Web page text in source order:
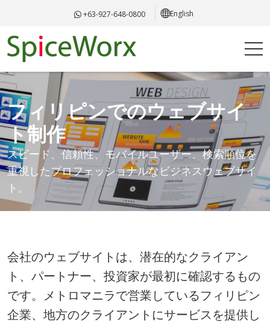
+63-927-648-0800 English
フィリピンでのウェブサイ
ト制作
スピード、信頼性、モバイルユーザー、検索順位を
重視したプロフェッショナルなビジネスウェブサイ
ト。
会社のウェブサイトは、潜在的なクライアン
ト、パートナー、投資家が最初に確認するもの
です。メトロマニラで営業しているフィリピン
企業、地方のクライアントにサービスを提供し